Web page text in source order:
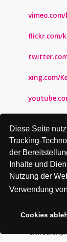
Diese Seite
Tracking-
der
Inhalte und
Nutzung der
Verwendung
Cookies
flickr.com/
xing.com/
© 2026
&